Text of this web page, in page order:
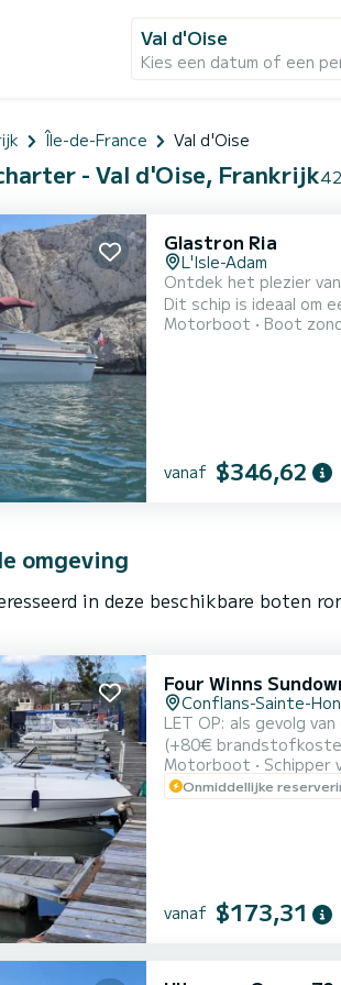
Val d'Oise
Kies een datum of een
Île-de-France Val d'Oise
- Val d'Oise, Frankrijk
Glastron Ria
L'Isle-Adam
Ontdek het plezier
Dit schip is ideaal om
geniet u van een comfortabele
Motorboot Boot
vanaf $346,62
omgeving
in deze beschikbare boten
Four Winns
Conflans-Sainte-
LET OP: als gevolg van de
(+80€
dag met uw picknick (4 uur): 250€ (+160 brandstof)
personen
Motorboot Schipper
Onmiddellijke
vanaf $173,31